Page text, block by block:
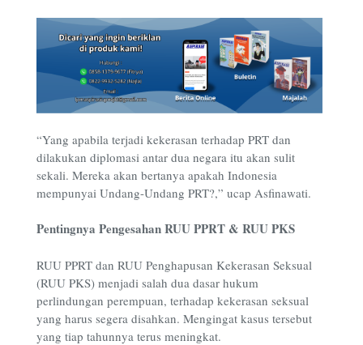
“Yang apabila terjadi kekerasan terhadap PRT dan
dilakukan diplomasi antar dua negara itu akan sulit
sekali. Mereka akan bertanya apakah Indonesia
mempunyai Undang-Undang PRT?,” ucap Asfinawati.
Pentingnya Pengesahan RUU PPRT & RUU PKS
RUU PPRT dan RUU Penghapusan Kekerasan Seksual
(RUU PKS) menjadi salah dua dasar hukum
perlindungan perempuan, terhadap kekerasan seksual
yang harus segera disahkan. Mengingat kasus tersebut
yang tiap tahunnya terus meningkat.